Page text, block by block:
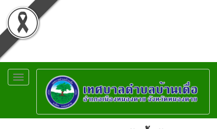
Toggle
navigation